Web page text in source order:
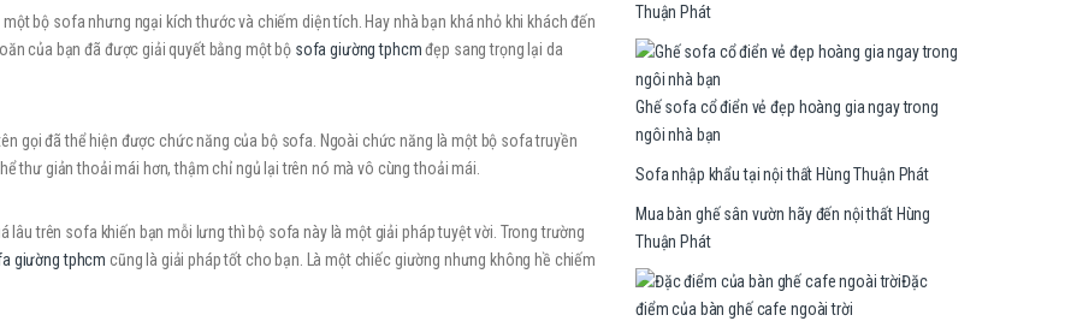
bộ sofa nhưng ngại kích thước và chiếm diện tích. Hay nhà bạn khá nhỏ khi khách đến
của bạn đã được giải quyết bằng một bộ sofa giường tphcmđẹp sang trọng lại da
gọi đã thể hiện được chức năng của bộ sofa. Ngoài chức năng là một bộ sofa truyền
thư giản thoải mái hơn, thậm chỉ ngủ lại trên nó mà vô cùng thoải mái.
lâu trên sofa khiến bạn mỗi lưng thì bộ sofa này là một giải pháp tuyệt vời. Trong trường
giường tphcm cũng là giải pháp tốt cho bạn. Là một chiếc giường nhưng không hề chiếm
Thuận Phát
Ghế sofa cổ điển vẻ đẹp hoàng gia ngay trong
ngôi nhà bạn
Sofa nhập khẩu tại nội thất Hùng Thuận Phát
Mua bàn ghế sân vườn hãy đến nội thất Hùng
Thuận Phát
Đặc
điểm của bàn ghế cafe ngoài trời